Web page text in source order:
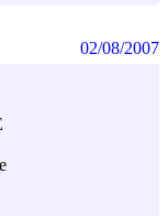
02/08/2007